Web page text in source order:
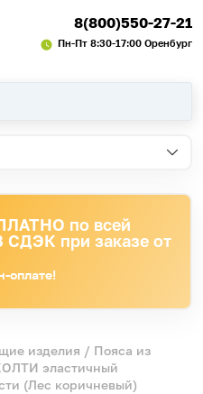
8(800)550-27-21
Пн-Пт 8:30-17:00 Оренбург
по всей
СДЭК при заказе от
оплате!
изделия / Пояса из
эластичный
(Лес коричневый)